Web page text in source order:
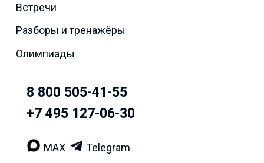
Встречи
Разборы и тренажёры
Олимпиады
8 800 505-41-55
+7 495 127-06-30
MAX Telegram